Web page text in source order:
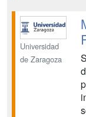
Universidad
de Zaragoza